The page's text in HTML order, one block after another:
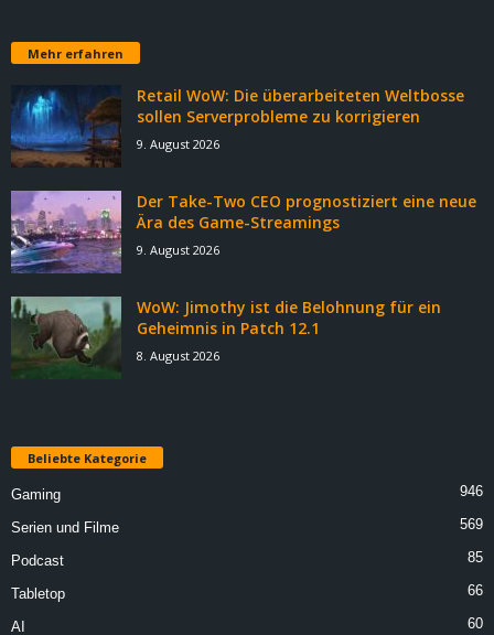
Mehr erfahren
Retail WoW: Die überarbeiteten Weltbosse
sollen Serverprobleme zu korrigieren
9. August 2026
Der Take-Two CEO prognostiziert eine neue
Ära des Game-Streamings
9. August 2026
WoW: Jimothy ist die Belohnung für ein
Geheimnis in Patch 12.1
8. August 2026
Beliebte Kategorie
Gaming 946
Serien und Filme 569
Podcast 85
Tabletop 66
AI 60